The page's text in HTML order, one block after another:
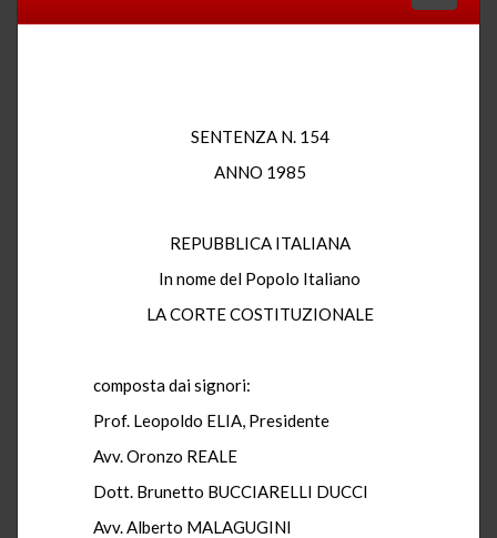
SENTENZA N. 154
ANNO 1985
REPUBBLICA ITALIANA
In nome del Popolo Italiano
LA CORTE COSTITUZIONALE
composta dai signori:
Prof. Leopoldo ELIA, Presidente
Avv. Oronzo REALE
Dott. Brunetto BUCCIARELLI DUCCI
Avv. Alberto MALAGUGINI